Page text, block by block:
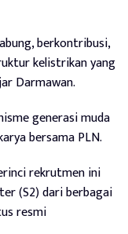
berkontribusi,
kelistrikan yang
Darmawan.
generasi muda
bersama PLN.
rekrutmen ini
(S2) dari berbagai
resmi